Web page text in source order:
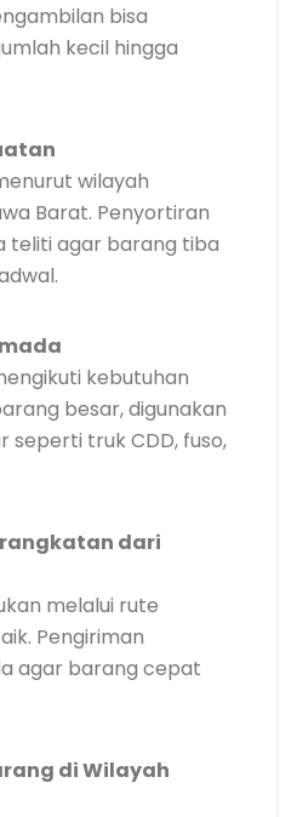
bisa
kecil hingga
wilayah
Barat. Penyortiran
teliti agar barang tiba
kebutuhan
besar, digunakan
seperti truk CDD, fuso,
dari
melalui rute
Pengiriman
agar barang cepat
di Wilayah